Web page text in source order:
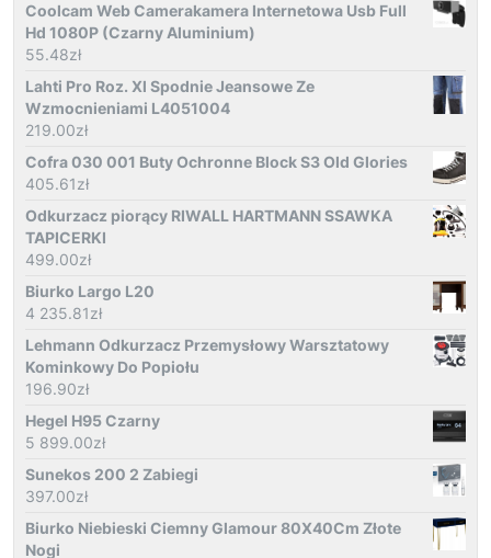
Coolcam Web Camerakamera Internetowa Usb Full
Hd 1080P (Czarny Aluminium)
55.48zł
Lahti Pro Roz. Xl Spodnie Jeansowe Ze
Wzmocnieniami L4051004
219.00zł
Cofra 030 001 Buty Ochronne Block S3 Old Glories
405.61zł
Odkurzacz piorący RIWALL HARTMANN SSAWKA
TAPICERKI
499.00zł
Biurko Largo L20
4 235.81zł
Lehmann Odkurzacz Przemysłowy Warsztatowy
Kominkowy Do Popiołu
196.90zł
Hegel H95 Czarny
5 899.00zł
Sunekos 200 2 Zabiegi
397.00zł
Biurko Niebieski Ciemny Glamour 80X40Cm Złote
Nogi